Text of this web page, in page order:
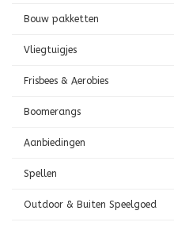
Bouw pakketten
Vliegtuigjes
Frisbees & Aerobies
Boomerangs
Aanbiedingen
Spellen
Outdoor & Buiten Speelgoed